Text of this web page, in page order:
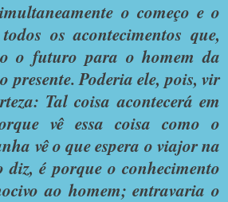
o começo e o
os acontecimentos que,
o futuro para o homem da
presente. Poderia ele, pois, vir
Tal coisa acontecerá em
vê essa coisa como o
vê o que espera o viajor na
diz, é porque o conhecimento
ao homem; entravaria o